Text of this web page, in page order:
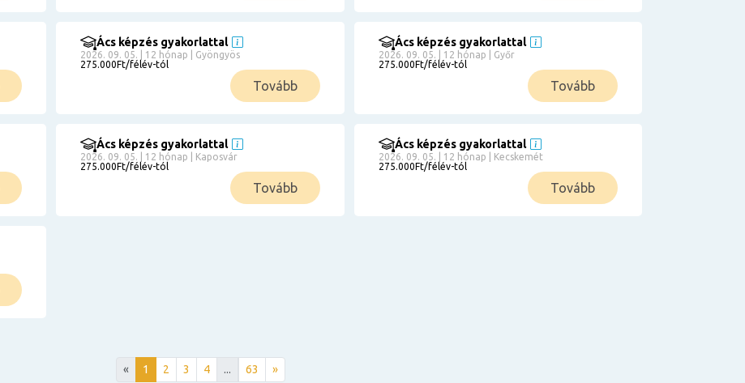
Ács képzés gyakorlattal
2026. 09. 05. | 12 hónap | Gyöngyös
275.000Ft/félév-tól
Tovább
Ács képzés gyakorlattal
2026. 09. 05. | 12 hónap | Győr
275.000Ft/félév-tól
Tovább
Ács képzés gyakorlattal
2026. 09. 05. | 12 hónap | Kaposvár
275.000Ft/félév-tól
Tovább
Ács képzés gyakorlattal
2026. 09. 05. | 12 hónap | Kecskemét
275.000Ft/félév-tól
Tovább
« 1 2 3 4 ... 63 »